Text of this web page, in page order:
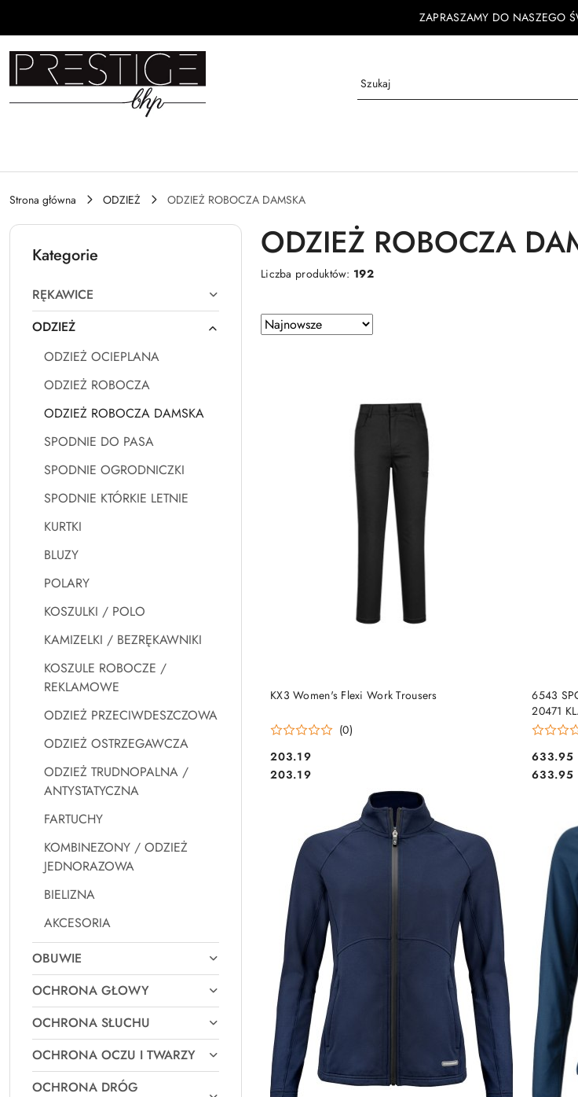
ZAPRASZAMY DO NASZEGO
Strona główna ODZIEŻ ODZIEŻ ROBOCZA DAMSKA
Kategorie
RĘKAWICE
ODZIEŻ
ODZIEŻ OCIEPLANA
ODZIEŻ ROBOCZA
ODZIEŻ ROBOCZA DAMSKA
SPODNIE DO PASA
SPODNIE OGRODNICZKI
SPODNIE KTÓRKIE LETNIE
KURTKI
BLUZY
POLARY
KOSZULKI / POLO
KAMIZELKI / BEZRĘKAWNIKI
KOSZULE ROBOCZE /
REKLAMOWE
ODZIEŻ PRZECIWDESZCZOWA
ODZIEŻ OSTRZEGAWCZA
ODZIEŻ TRUDNOPALNA /
ANTYSTATYCZNA
FARTUCHY
KOMBINEZONY / ODZIEŻ
JEDNORAZOWA
BIELIZNA
AKCESORIA
OBUWIE
OCHRONA GŁOWY
OCHRONA SŁUCHU
OCHRONA OCZU I TWARZY
OCHRONA DRÓG
ODZIEŻ ROBOCZA
Liczba produktów: 192
Zastosowano
sortowanie:
Sortuj
według
KX3 Women's Flexi Work Trousers
(0)
Cena:
203.19
Cena:
203.19
DO KOSZYKA
6543
20471
Cena:
633.95
Cena:
633.95